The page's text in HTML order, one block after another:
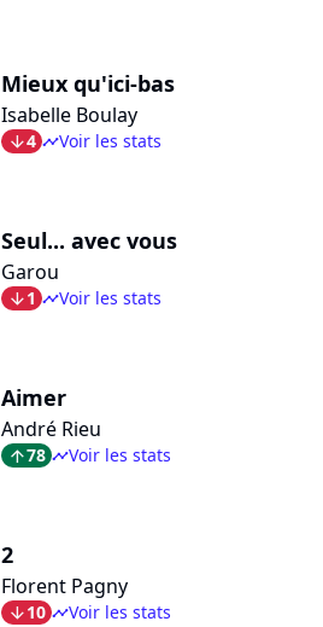
Mieux qu'ici-bas
Isabelle Boulay
arrow_bot4 timelineVoir les stats
Seul... avec vous
Garou
arrow_bot1 timelineVoir les stats
Aimer
André Rieu
arrow_top78 timelineVoir les stats
2
Florent Pagny
arrow_bot10 timelineVoir les stats